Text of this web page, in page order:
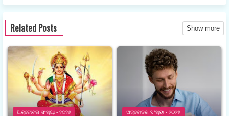
Related Posts Show more
ଅକ୍ଟୋବର ସଂଖ୍ୟା - ୨୦୨୫ ଅକ୍ଟୋବର ସଂଖ୍ୟା - ୨୦୨୫